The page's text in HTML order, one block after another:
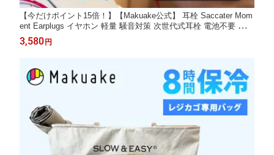
【今だけポイント15倍！】【Makuake公式】 耳栓 Saccater Mom
ent Earplugs イヤホン 軽量 騒音対策 次世代式耳栓 電池不要 蒸れ
ない 消音 雑音 ノイズ低減 快適 実用性 騒音 ケース付き 耐久性
通勤 通学 睡眠 手軽 耳から落ちない 運転 オフィス Makuake マク
3,580 円